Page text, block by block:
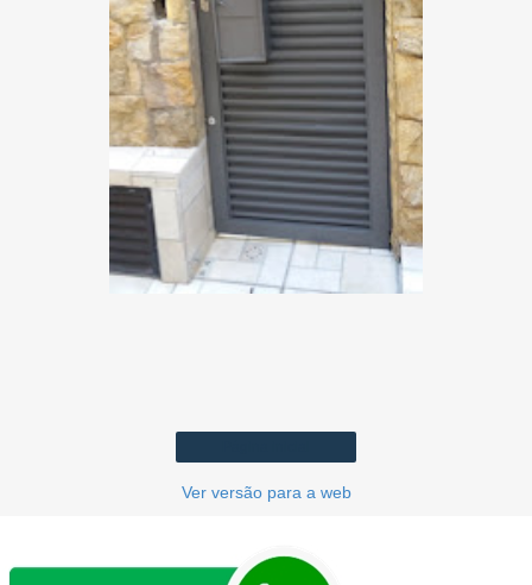
Ver versão para a web